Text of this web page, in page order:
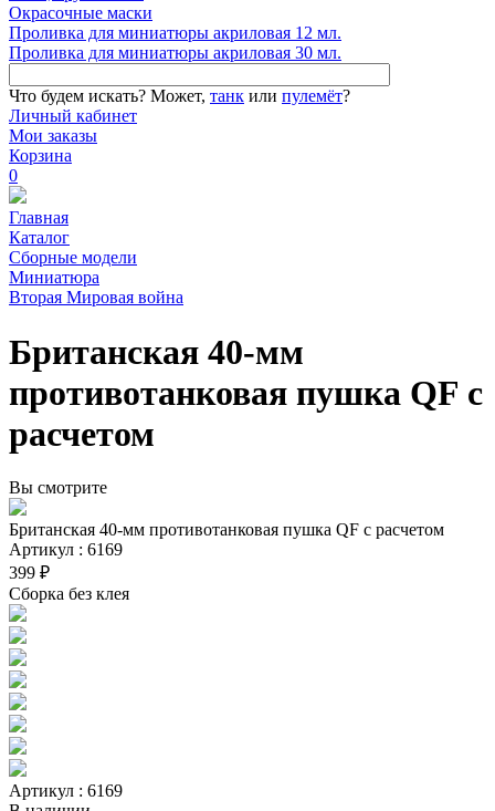
Окрасочные маски
Проливка для миниатюры акриловая 12 мл.
Проливка для миниатюры акриловая 30 мл.
Что будем искать? Может, танк или пулемёт?
Личный кабинет
Мои заказы
Корзина
0
Главная
Каталог
Сборные модели
Миниатюра
Вторая Мировая война
Британская 40-мм
противотанковая пушка QF с
расчетом
Вы смотрите
Британская 40-мм противотанковая пушка QF с расчетом
Артикул : 6169
399 ₽
Сборка без клея
Артикул : 6169